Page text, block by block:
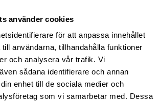
använder cookies
för att anpassa innehållet
användarna, tillhandahålla funktioner
och analysera vår trafik. Vi
sådana identifierare och annan
enhet till de sociala medier och
som vi samarbetar med. Dessa
kr 6 157,27 kr